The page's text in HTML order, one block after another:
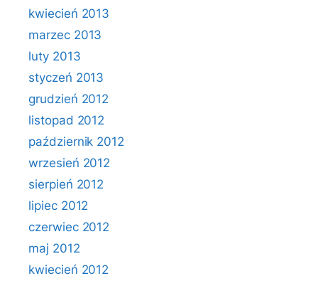
kwiecień 2013
marzec 2013
luty 2013
styczeń 2013
grudzień 2012
listopad 2012
październik 2012
wrzesień 2012
sierpień 2012
lipiec 2012
czerwiec 2012
maj 2012
kwiecień 2012